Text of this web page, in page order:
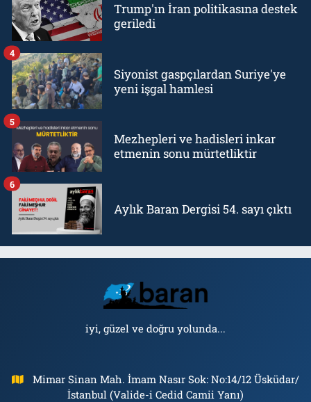
Trump'ın İran politikasına destek
geriledi
Siyonist gaspçılardan Suriye'ye
yeni işgal hamlesi
4
Mezhepleri ve hadisleri inkar
etmenin sonu mürtetliktir
5
Aylık Baran Dergisi 54. sayı çıktı
6
iyi, güzel ve doğru yolunda...
Mimar Sinan Mah. İmam Nasır Sok: No:14/12 Üsküdar/
İstanbul (Valide-i Cedid Camii Yanı)